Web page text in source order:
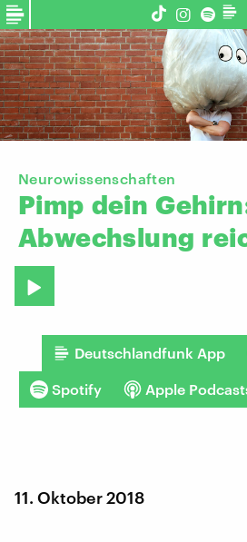
Neurowissenschaften
Pimp dein
Abwechslung
Deutschlandfunk App
Spotify Apple
11. Oktober 2018